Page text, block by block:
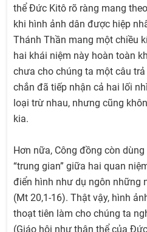
thể Đức Kitô rõ ràng mang
khi hình ảnh dân được hiệp
Thánh Thần mang một chiều
hai khái niệm này hoàn toàn
chưa cho chúng ta một câu
chắn đã tiếp nhận cả hai lối
loại trừ nhau, nhưng cũng
kia.
Hơn nữa, Công đồng còn
“trung gian” giữa hai quan
điển hình như dụ ngôn những
(Mt 20,1-16). Thật vậy, hình
thoạt tiên làm cho chúng ta
(Giáo hội như thân thể của